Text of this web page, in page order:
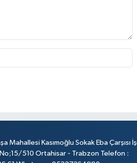
Mahallesi Kasımoğlu Sokak Eba Çarşısı İş
No;15/510 Ortahisar - Trabzon Telefon :